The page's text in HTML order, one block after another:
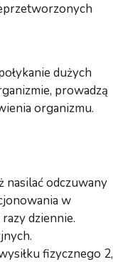
dużych
prowadzą
organizmu.
nasilać odczuwany
w
dziennie.
fizycznego 2,